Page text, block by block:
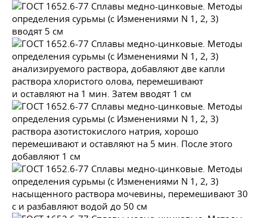
вводят 5 см
анализируемого раствора, добавляют две капли
раствора хлористого олова, перемешивают
и оставляют на 1 мин. Затем вводят 1 см
раствора азотистокислого натрия, хорошо
перемешивают и оставляют на 5 мин. После этого
добавляют 1 см
насыщенного раствора мочевины, перемешивают 30
с и разбавляют водой до 50 см